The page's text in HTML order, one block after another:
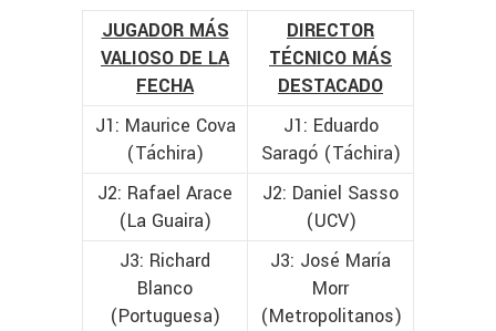
JUGADOR MÁS
VALIOSO DE LA
FECHA
DIRECTOR
TÉCNICO MÁS
DESTACADO
J1: Maurice Cova
(Táchira)
J1: Eduardo
Saragó (Táchira)
J2: Rafael Arace
(La Guaira)
J2: Daniel Sasso
(UCV)
J3: Richard
Blanco
(Portuguesa)
J3: José María
Morr
(Metropolitanos)